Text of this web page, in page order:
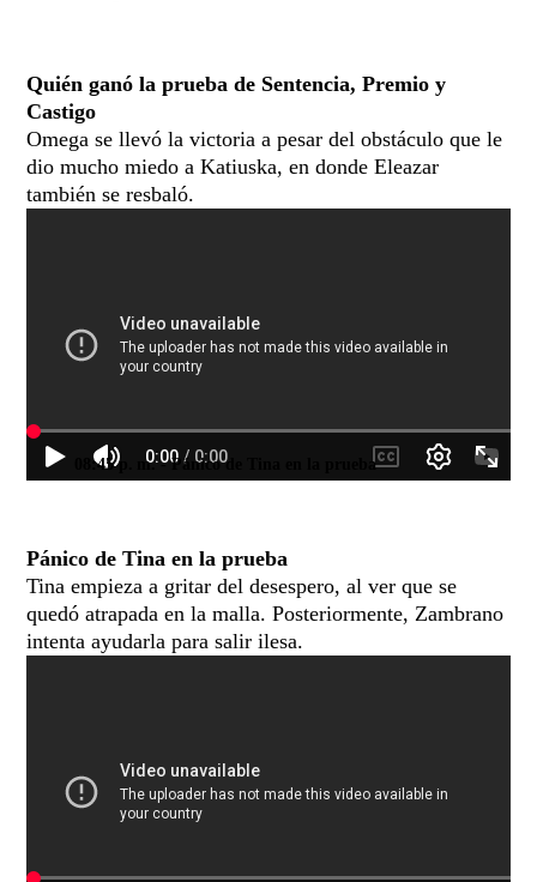
Quién ganó la prueba de Sentencia, Premio y
Castigo
Omega se llevó la victoria a pesar del obstáculo que le
dio mucho miedo a Katiuska, en donde Eleazar
también se resbaló.
08:45 p. m.- Pánico de Tina en la prueba
Pánico de Tina en la prueba
Tina empieza a gritar del desespero, al ver que se
quedó atrapada en la malla. Posteriormente, Zambrano
intenta ayudarla para salir ilesa.